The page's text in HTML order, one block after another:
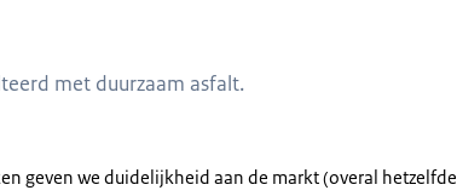
met duurzaam asfalt.
geven we duidelijkheid aan de markt (overal hetzelfde